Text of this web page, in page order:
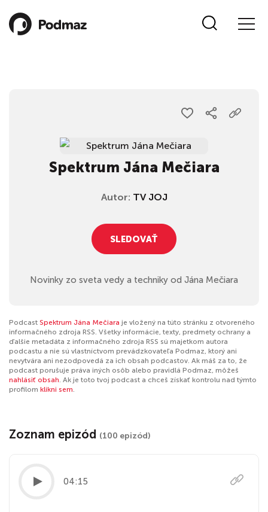
Spektrum Jána Mečiara
Autor: TV JOJ
SLEDOVAŤ
Novinky zo sveta vedy a techniky od Jána Mečiara
Podcast Spektrum Jána Mečiara je vložený na túto stránku z otvoreného
informačného zdroja RSS. Všetky informácie, texty, predmety ochrany a
ďalšie metadáta z informačného zdroja RSS sú majetkom autora
podcastu a nie sú vlastníctvom prevádzkovateľa Podmaz, ktorý ani
nevytvára ani nezodpovedá za ich obsah podcastov. Ak máš za to, že
podcast porušuje práva iných osôb alebo pravidlá Podmaz, môžeš
nahlásiť obsah. Ak je toto tvoj podcast a chceš získať kontrolu nad týmto
profilom klikni sem.
Zoznam epizód (100 epizód)
04:15